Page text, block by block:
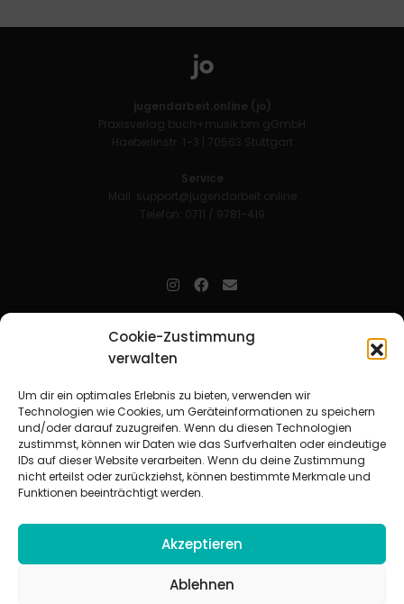
Cookie-Zustimmung
verwalten
Um dir ein optimales Erlebnis zu bieten, verwenden wir
Technologien wie Cookies, um Geräteinformationen zu speichern
und/oder darauf zuzugreifen. Wenn du diesen Technologien
zustimmst, können wir Daten wie das Surfverhalten oder eindeutige
IDs auf dieser Website verarbeiten. Wenn du deine Zustimmung
nicht erteilst oder zurückziehst, können bestimmte Merkmale und
Funktionen beeinträchtigt werden.
Akzeptieren
Ablehnen
jugendarbeit.online (jo)
Praxisverlag buch+musik bm gGmbH
Haeberlinstr. 1–3 | 70563 Stuttgart
Service
Mail: support@jugendarbeit.online
Telefon: 0711 / 9781-419
Mitarbeitende in der christlichen Kinder-, Jugend- und jungen
Erwachsenenarbeit. Aufjofindet man unkompliziert und schnell
Beziehungsarbeit.
Beteiligte Verbände
CVJM-Landesverband Bayern e. V. |CVJM-Gesamtverband in
Deutschland e. V.
CVJM-Westbund e. V.|Deutscher Jugendverband „Entschieden für
Christus“ e. V.